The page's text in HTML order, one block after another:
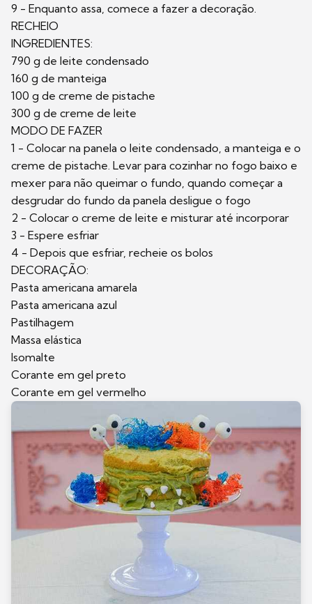
9 - Enquanto assa, comece a fazer a decoração.
RECHEIO
INGREDIENTES:
790 g de leite condensado
160 g de manteiga
100 g de creme de pistache
300 g de creme de leite
MODO DE FAZER
1 - Colocar na panela o leite condensado, a manteiga e o
creme de pistache. Levar para cozinhar no fogo baixo e
mexer para não queimar o fundo, quando começar a
desgrudar do fundo da panela desligue o fogo
2 - Colocar o creme de leite e misturar até incorporar
3 - Espere esfriar
4 - Depois que esfriar, recheie os bolos
DECORAÇÃO:
Pasta americana amarela
Pasta americana azul
Pastilhagem
Massa elástica
Isomalte
Corante em gel preto
Corante em gel vermelho